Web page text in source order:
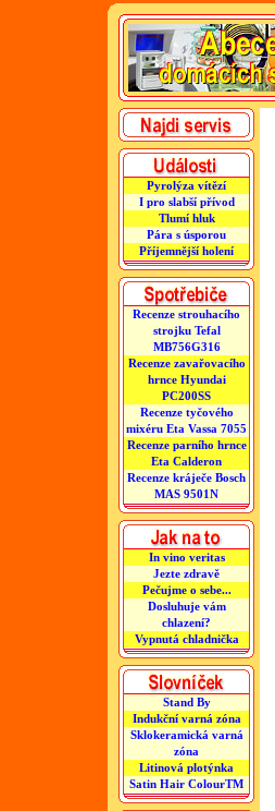
Pyrolýza vítězí
I pro slabší přívod
Tlumí hluk
Pára s úsporou
Příjemnější holení
Recenze strouhacího
strojku Tefal
MB756G316
Recenze zavařovacího
hrnce Hyundai
PC200SS
Recenze tyčového
mixéru Eta Vassa 7055
Recenze parního hrnce
Eta Calderon
Recenze kráječe Bosch
MAS 9501N
In vino veritas
Jezte zdravě
Pečujme o sebe...
Dosluhuje vám
chlazení?
Vypnutá chladnička
Stand By
Indukční varná zóna
Sklokeramická varná
zóna
Litinová plotýnka
Satin Hair ColourTM